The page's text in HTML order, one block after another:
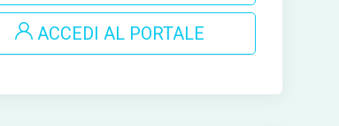
ACCEDI AL PORTALE